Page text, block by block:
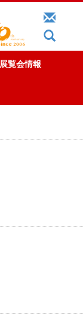
展覧会情報